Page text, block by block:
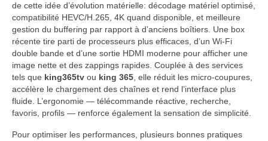
de cette idée d’évolution matérielle: décodage matériel optimisé,
compatibilité HEVC/H.265, 4K quand disponible, et meilleure
gestion du buffering par rapport à d’anciens boîtiers. Une box
récente tire parti de processeurs plus efficaces, d’un Wi‑Fi
double bande et d’une sortie HDMI moderne pour afficher une
image nette et des zappings rapides. Couplée à des services
tels que king365tv ou king 365, elle réduit les micro-coupures,
accélère le chargement des chaînes et rend l’interface plus
fluide. L’ergonomie — télécommande réactive, recherche,
favoris, profils — renforce également la sensation de simplicité.
Pour optimiser les performances, plusieurs bonnes pratiques